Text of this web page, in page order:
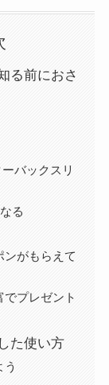
る前におさ
バックスリ
る
ンがもらえて
プレゼント
た使い方